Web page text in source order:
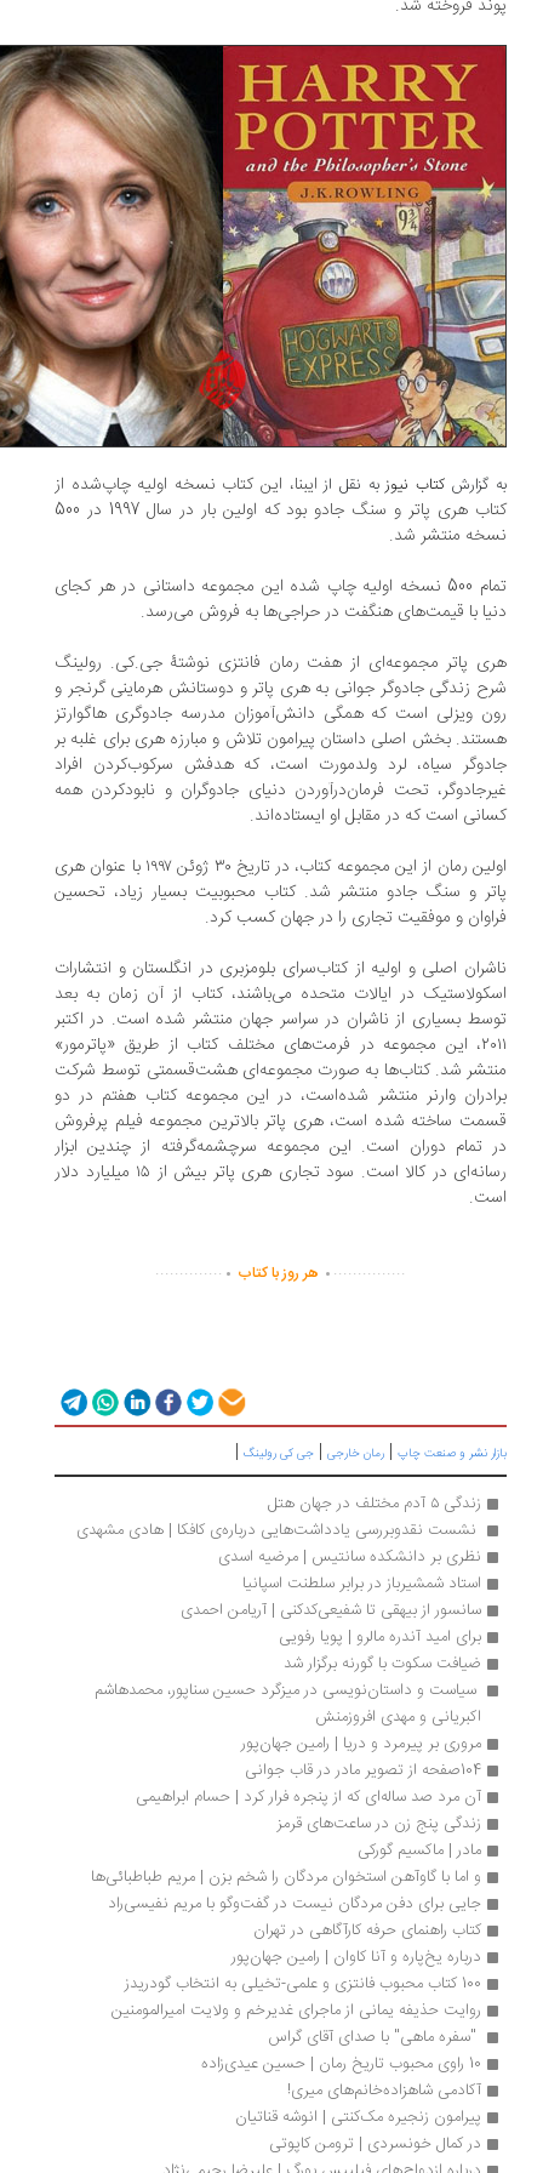
فروخته شد.
گزارش کتاب نیوز به نقل از ایبنا، این کتاب نسخه اولیه چاپ‌شده از
کتاب هری پاتر و سنگ جادو بود که اولین بار در سال 1997 در 500
منتشر شد.
تمام 500 نسخه اولیه چاپ شده این مجموعه داستانی در هر کجای
با قیمت‌های هنگفت در حراجی‌ها به فروش می‌رسد.
پاتر مجموعه‌ای از هفت رمان فانتزی نوشتهٔ جی.کی. رولینگ
زندگی جادوگر جوانی به هری پاتر و دوستانش هرماینی گرنجر و
ویزلی است که همگی دانش‌آموزان مدرسه جادوگری هاگوارتز
بخش اصلی داستان پیرامون تلاش و مبارزه هری برای غلبه بر
سیاه، لرد ولدمورت است، که هدفش سرکوب‌کردن افراد
تحت فرمان‌درآوردن دنیای جادوگران و نابودکردن همه
است که در مقابل او ایستاده‌اند.
اولین رمان از این مجموعه کتاب، در تاریخ ۳۰ ژوئن ۱۹۹۷ با عنوان هری
و سنگ جادو منتشر شد. کتاب محبوبیت بسیار زیاد، تحسین
و موفقیت تجاری را در جهان کسب کرد.
اصلی و اولیه از کتاب‌سرای بلومزبری در انگلستان و انتشارات
در ایالات متحده می‌باشند، کتاب از آن زمان به بعد
بسیاری از ناشران در سراسر جهان منتشر شده‌ است. در اکتبر
۲۰۱۱، این مجموعه در فرمت‌های مختلف کتاب از طریق «پاترمور»
شد. کتاب‌ها به صورت مجموعه‌ای هشت‌قسمتی توسط شرکت
وارنر منتشر شده‌است، در این مجموعه کتاب هفتم در دو
ساخته شده‌ است، هری پاتر بالاترین مجموعه فیلم پرفروش
تمام دوران است. این مجموعه سرچشمه‌گرفته از چندین ابزار
رسانه‌ای در کالا است. سود تجاری هری پاتر بیش از ۱۵ میلیارد دلار
...............
. هر روز با کتاب .
..............
نشر و صنعت چاپ|رمان خارجی|جی کی رولینگ|
زندگی ۵ آدم مختلف در جهان‌ هتل
نشست نقدوبررسی یادداشت‌هایی درباره‌ی کافکا | هادی مشهدی
نظری بر دانشکده سانتیس | مرضیه اسدی
استاد شمشیرباز در برابر سلطنت اسپانیا
سانسور از بیهقی تا شفیعی‌کدکنی | آریامن احمدی
برای امید آندره مالرو | پویا رفویی
ضیافت سکوت با گورنه برگزار شد
سیاست و داستان‌نویسی در میزگرد حسین سناپور، محمدهاشم
اکبریانی و مهدی افروزمنش
مروری بر پیرمرد و دریا | رامین جهان‌پور
آن مرد صد ساله‌ای که از پنجره فرار کرد | حسام ابراهیمی
زندگی پنج زن در ساعت‌های قرمز
مادر | ماکسیم گورکی
و اما با گاوآهن استخوان مردگان را شخم بزن | مریم طباطبائی‌ها
جایی برای دفن مردگان نیست در گفت‌وگو با مریم نفیسی‌راد
کتاب راهنمای حرفه‌ کارآگاهی در تهران
درباره یخ‌پاره و آنا کاوان | رامین جهان‌پور
روایت حذیفه یمانی از ماجرای غدیرخم و ولایت امیرالمومنین
"سفره ماهی" با صدای آقای گراس
آکادمی شاهزاده‌خانم‌های میری!
پیرامون زنجیره مک‌کنتی | انوشه قناتیان
در کمال خونسردی | ترومن کاپوتی